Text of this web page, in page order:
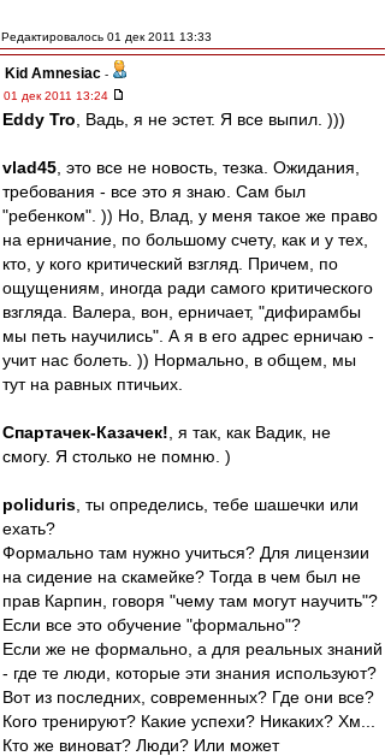
Редактировалось 01 дек 2011 13:33
Kid Amnesiac -
01 дек 2011 13:24
Eddy Tro , Вадь, я не эстет. Я все выпил. )))
vlad45 , это все не новость, тезка. Ожидания,
требования - все это я знаю. Сам был
"ребенком". )) Но, Влад, у меня такое же право
на ерничание, по большому счету, как и у тех,
кто, у кого критический взгляд. Причем, по
ощущениям, иногда ради самого критического
взгляда. Валера, вон, ерничает, "дифирамбы
мы петь научились". А я в его адрес ерничаю -
учит нас болеть. )) Нормально, в общем, мы
тут на равных птичьих.
Спартачек-Казачек! , я так, как Вадик, не
смогу. Я столько не помню. )
poliduris , ты определись, тебе шашечки или
ехать?
Формально там нужно учиться? Для лицензии
на сидение на скамейке? Тогда в чем был не
прав Карпин, говоря "чему там могут научить"?
Если все это обучение "формально"?
Если же не формально, а для реальных знаний
- где те люди, которые эти знания используют?
Вот из последних, современных? Где они все?
Кого тренируют? Какие успехи? Никаких? Хм...
Кто же виноват? Люди? Или может